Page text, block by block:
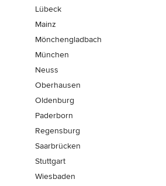
Lübeck
Mainz
Mönchen­gladbach
München
Neuss
Oberhausen
Oldenburg
Paderborn
Regensburg
Saarbrücken
Stuttgart
Wiesbaden